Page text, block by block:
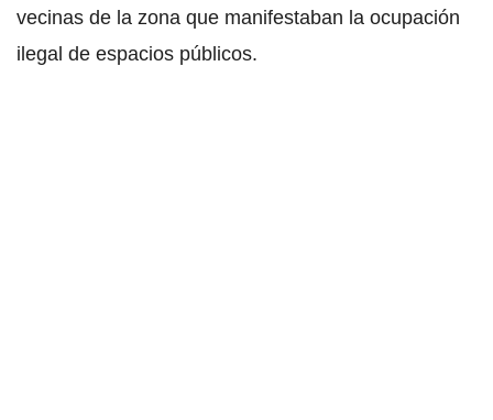
vecinas de la zona que manifestaban la ocupación
ilegal de espacios públicos.